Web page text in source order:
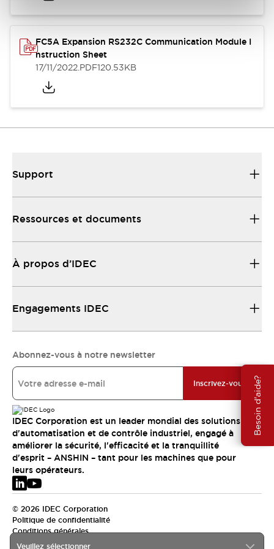
Besoin d'aide?
FC5A Expansion RS232C Communication Module I
nstruction Sheet
17/11/2022.PDF120.53KB
Veuillez sélectionner
Support
Ressources et documents
À propos d’IDEC
Engagements IDEC
Abonnez-vous à notre newsletter
Inscrivez-vous
IDEC Corporation est un leader mondial des solutions
d'automatisation et de contrôle industriel, engagé à
améliorer la sécurité, l'efficacité et la tranquillité
d'esprit – ANSHIN – tant pour les machines que pour
leurs opérateurs.
© 2026 IDEC Corporation
Politique de confidentialité
Conditions générales